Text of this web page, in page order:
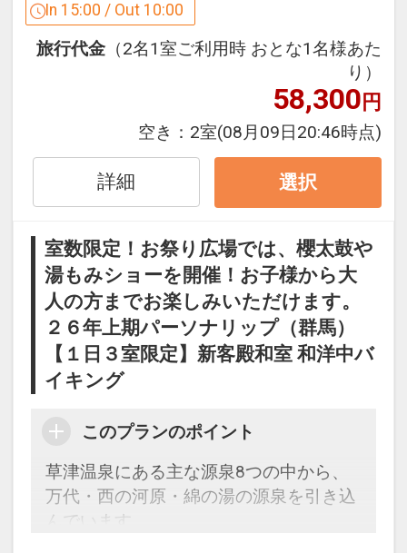
ここがポイント！
●チェックアウトまで布団を敷いたまま
にいたします。
設定期間：2026年4月1日～2026年11月
インターネットコース番号：DP-1-
In 15:00 / Out 10:00
旅行代金 （2名1室ご利用時 おとな1名様あた
り）
58,300円
空き： 2室(08月09日20:46時点)
詳細 選択
室数限定！お祭り広場では、櫻太鼓や
湯もみショーを開催！お子様から大
人の方までお楽しみいただけます。
２６年上期パーソナリップ（群馬）
【１日３室限定】新客殿和室 和洋中バ
イキング
このプランのポイント
草津温泉にある主な源泉8つの中から、
万代・西の河原・綿の湯の源泉を引き込
んでいます。